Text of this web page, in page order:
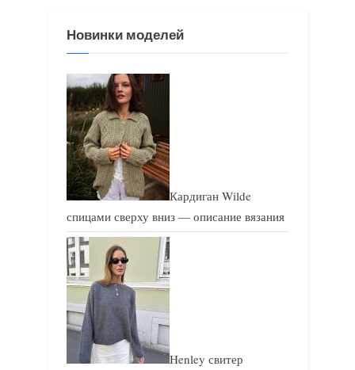
а
и
с
ь
:
Новинки моделей
Кардиган Wilde
спицами сверху вниз — описание вязания
Henley свитер